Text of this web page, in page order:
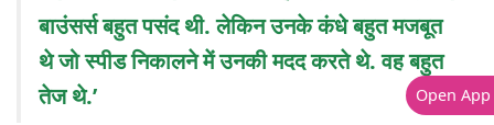
बाउंसर्स बहुत पसंद थी. लेकिन उनके कंधे बहुत मजबूत
थे जो स्पीड निकालने में उनकी मदद करते थे. वह बहुत
तेज थे.’
Open App